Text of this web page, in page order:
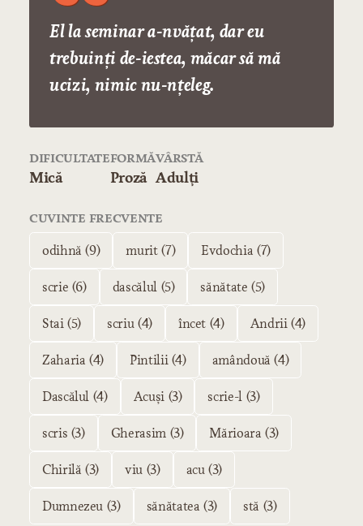
El la seminar a-nvățat, dar eu
trebuinți de-iestea, măcar să mă
ucizi, nimic nu-nțeleg.
DIFICULTATE
Mică
FORMĂ
Proză
VÂRSTĂ
Adulți
CUVINTE FRECVENTE
odihnă (9) murit (7) Evdochia (7)
scrie (6) dascălul (5) sănătate (5)
Stai (5) scriu (4) încet (4) Andrii (4)
Zaharia (4) Pintilii (4) amândouă (4)
Dascălul (4) Acuși (3) scrie-l (3)
scris (3) Gherasim (3) Mărioara (3)
Chirilă (3) viu (3) acu (3)
Dumnezeu (3) sănătatea (3) stă (3)